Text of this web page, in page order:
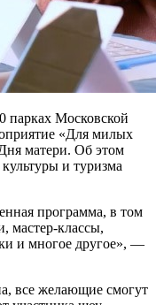
парках Московской
«Для милых
матери. Об этом
и туризма
программа, в том
мастер-классы,
и многое другое», —
все желающие смогут